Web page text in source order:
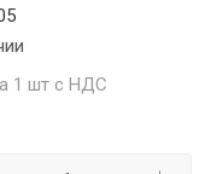
1 шт с НДС